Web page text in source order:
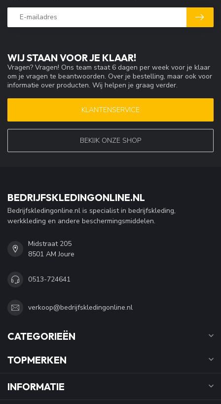
WIJ STAAN VOOR JE KLAAR!
Vragen? Vragen! Ons team staat 6 dagen per week voor je klaar
om je vragen te beantwoorden. Over je bestelling, maar ook voor
informatie over producten. Wij helpen je graag verder.
KLANTENSERVICE
BEKIJK ONZE SHOP
BEDRIJFSKLEDINGONLINE.NL
Bedrijfskledingonline.nl is specialist in bedrijfskleding,
werkkleding en andere beschermingsmiddelen.
Midstraat 205
8501 AM Joure
0513-724641
verkoop@bedrijfskledingonline.nl
CATEGORIEËN
TOPMERKEN
INFORMATIE